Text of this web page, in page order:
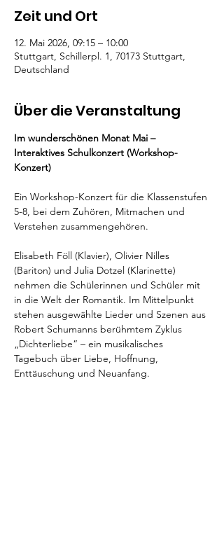
Zeit und Ort
12. Mai 2026, 09:15 – 10:00
Stuttgart, Schillerpl. 1, 70173 Stuttgart,
Deutschland
Über die Veranstaltung
Im wunderschönen Monat Mai –
Interaktives Schulkonzert (Workshop-
Konzert)
Ein Workshop-Konzert für die Klassenstufen
5-8, bei dem Zuhören, Mitmachen und
Verstehen zusammengehören.
Elisabeth Föll (Klavier), Olivier Nilles
(Bariton) und Julia Dotzel (Klarinette)
nehmen die Schülerinnen und Schüler mit
in die Welt der Romantik. Im Mittelpunkt
stehen ausgewählte Lieder und Szenen aus
Robert Schumanns berühmtem Zyklus
„Dichterliebe“ – ein musikalisches
Tagebuch über Liebe, Hoffnung,
Enttäuschung und Neuanfang.